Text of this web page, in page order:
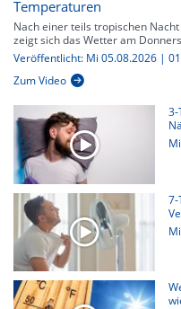
Temperaturen
Nach einer teils tropischen
zeigt sich das Wetter am
Veröffentlicht: Mi 05.08.2026 |
Zum Video
3-
7-